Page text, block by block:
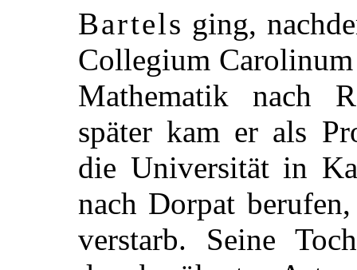
Bartels ging,
Collegium
Mathematik nach
später kam er als
die Universität in
nach Dorpat
verstarb. Seine